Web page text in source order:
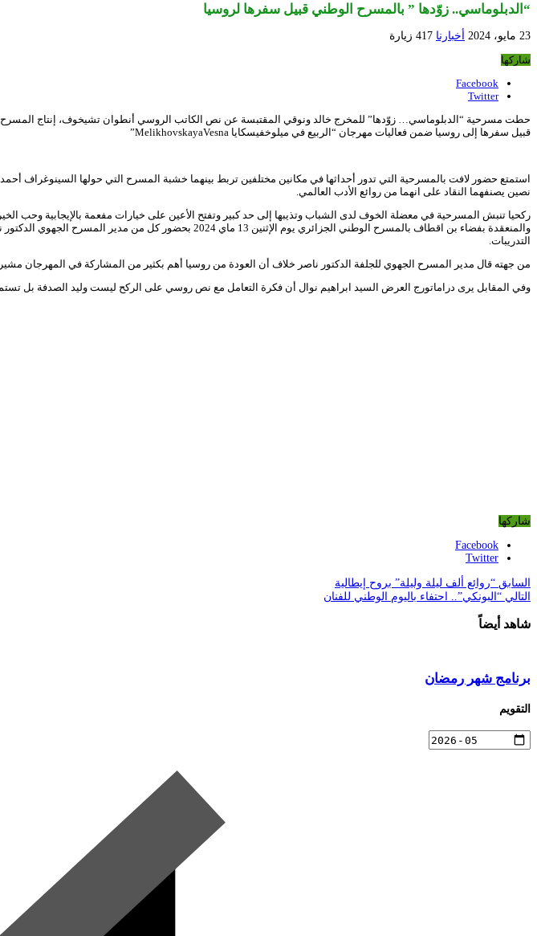
“الدبلوماسي.. زوّدها ” بالمسرح الوطني قبيل سفرها لروسيا
23 مايو، 2024 أخبارنا 417 زيارة
شاركها
Facebook
Twitter
قبيل سفرها إلى روسيا ضمن فعاليات مهرجان “الربيع في ميلوخفيسكايا MelikhovskayaVesna”
استمتع حضور لافت بالمسرحية التي تدور أحداثها في مكانين مختلفين تربط بينهما خشبة المسرح التي حولها السينوغراف
نصين يصنفهما النقاد على انهما من روائع الأدب العالمي.
ركحيا تنبش المسرحية في معضلة الخوف لدى الشباب وتذيبها إلى حد كبير وتفتح الأعين على خيارات مفعمة بالإيجابية وحب
والمنعقدة بفضاء بن اقطاف بالمسرح الوطني الجزائري يوم
التدريبات.
من جهته قال مدير المسرح الجهوي للجلفة الدكتور ناصر خلاف أن العودة من روسيا أهم بكثير من المشاركة في المهرجان
وفي المقابل يرى دراماتورج العرض السيد ابراهيم نوال أن فكرة التعامل مع نص روسي على الركح ليست وليد الصدفة بل
شاركها
Facebook
Twitter
السابق “روائع ألف ليلة وليلة” بروح إيطالية
التالي “البونكي”.. احتفاء باليوم الوطني للفنان
شاهد أيضاً
برنامج شهر رمضان
التقويم